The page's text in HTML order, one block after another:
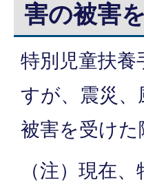
害の被害
特別児童扶
すが、震災
被害を受け
（注）現在